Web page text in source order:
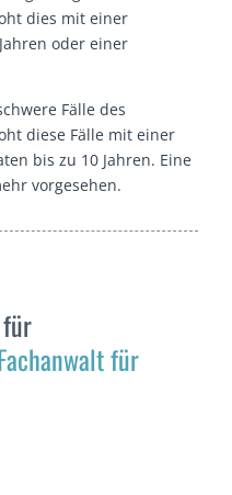
dies mit einer
oder einer
Fälle des
diese Fälle mit einer
bis zu 10 Jahren. Eine
vorgesehen.
für